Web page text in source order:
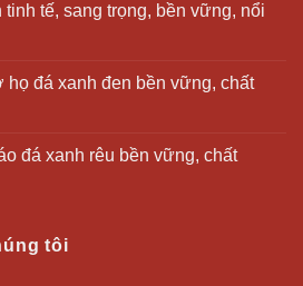
tinh tế, sang trọng, bền vững, nổi
họ đá xanh đen bền vững, chất
đá xanh rêu bền vững, chất
tôi